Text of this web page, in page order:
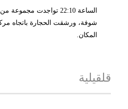
الساعة 22:10 تواجدت
شوفة، ورشقت الحجارة باتجاه
المكان.
قلقيلية